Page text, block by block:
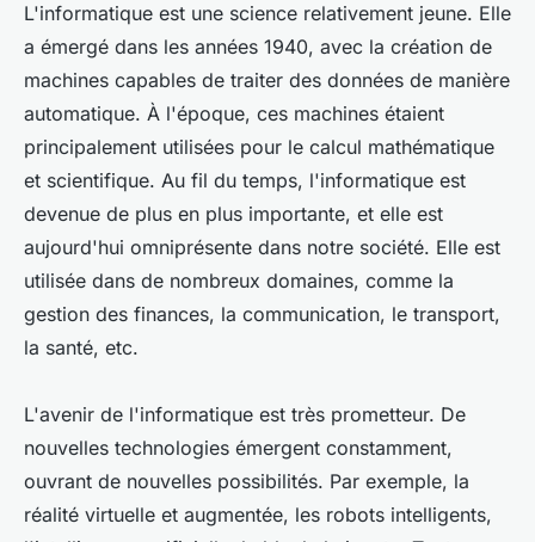
L'informatique est une science relativement jeune. Elle
a émergé dans les années 1940, avec la création de
machines capables de traiter des données de manière
automatique. À l'époque, ces machines étaient
principalement utilisées pour le calcul mathématique
et scientifique. Au fil du temps, l'informatique est
devenue de plus en plus importante, et elle est
aujourd'hui omniprésente dans notre société. Elle est
utilisée dans de nombreux domaines, comme la
gestion des finances, la communication, le transport,
la santé, etc.
L'avenir de l'informatique est très prometteur. De
nouvelles technologies émergent constamment,
ouvrant de nouvelles possibilités. Par exemple, la
réalité virtuelle et augmentée, les robots intelligents,